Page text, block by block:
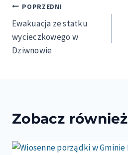
Nawigacja
wpisu
POPRZEDNI
Ewakuacja ze statku
wycieczkowego w
Dziwnowie
Zobacz również